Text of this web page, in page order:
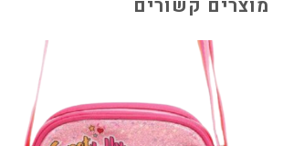
מוצרים קשורים